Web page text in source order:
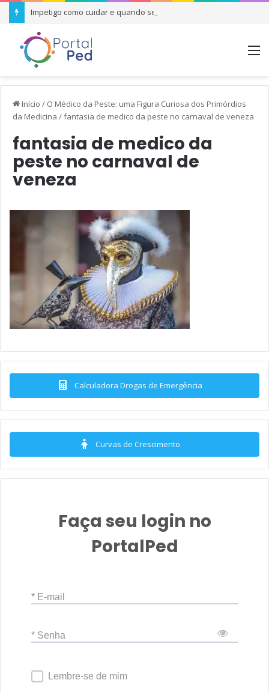
Impetigo como cuidar e quando se preocupar
Início / O Médico da Peste: uma Figura Curiosa dos Primórdios
da Medicina /fantasia de medico da peste no carnaval de veneza
fantasia de medico da
peste no carnaval de
veneza
Calculadora Drogas de Emergência
Curvas de Crescimento
Faça seu login no
PortalPed
* E-mail
* Senha
Lembre-se de mim